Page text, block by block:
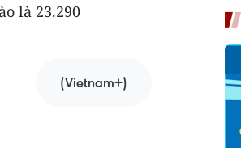
là 23.290
(Vietnam+)